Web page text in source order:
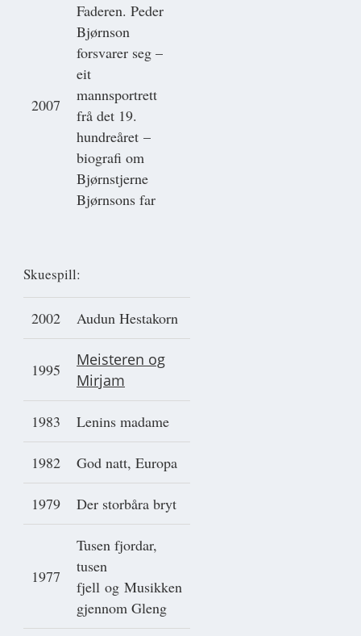
2007
Faderen. Peder
Bjørnson
forsvarer seg –
eit
mannsportrett
frå det 19.
hundreåret –
biografi om
Bjørnstjerne
Bjørnsons far
Skuespill:
2002 Audun Hestakorn
1995
Meisteren og
Mirjam
1983 Lenins madame
1982 God natt, Europa
1979 Der storbåra bryt
1977
Tusen fjordar,
tusen
fjell og Musikken
gjennom Gleng